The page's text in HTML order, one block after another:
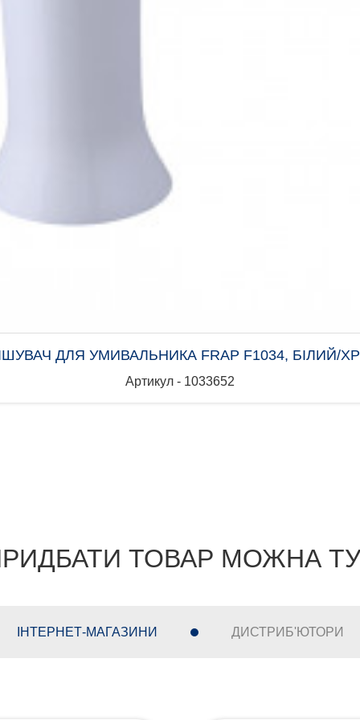
ДЛЯ УМИВАЛЬНИКА FRAP F1034, БІЛИЙ/
Артикул - 1033652
ТОВАР МОЖНА
ІНТЕРНЕТ-МАГАЗИНИ ДИСТРИБ'ЮТОРИ